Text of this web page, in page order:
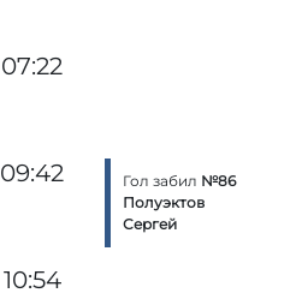
07:22
09:42 Гол забил №86
Полуэктов
Сергей
10:54